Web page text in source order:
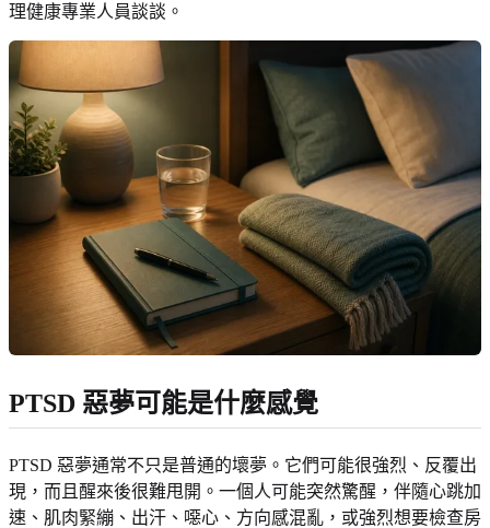
理健康專業人員談談。
PTSD 惡夢可能是什麼感覺
PTSD 惡夢通常不只是普通的壞夢。它們可能很強烈、反覆出
現，而且醒來後很難甩開。一個人可能突然驚醒，伴隨心跳加
速、肌肉緊繃、出汗、噁心、方向感混亂，或強烈想要檢查房